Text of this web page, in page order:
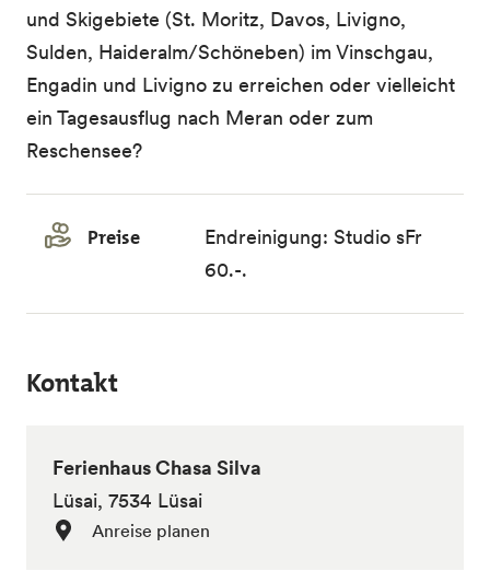
und Skigebiete (St. Moritz, Davos, Livigno,
Sulden, Haideralm/Schöneben) im Vinschgau,
Engadin und Livigno zu erreichen oder vielleicht
ein Tagesausflug nach Meran oder zum
Reschensee?
Preise
Endreinigung: Studio sFr
60.-.
Kontakt
Ferienhaus Chasa Silva
Lüsai, 7534 Lüsai
Anreise planen